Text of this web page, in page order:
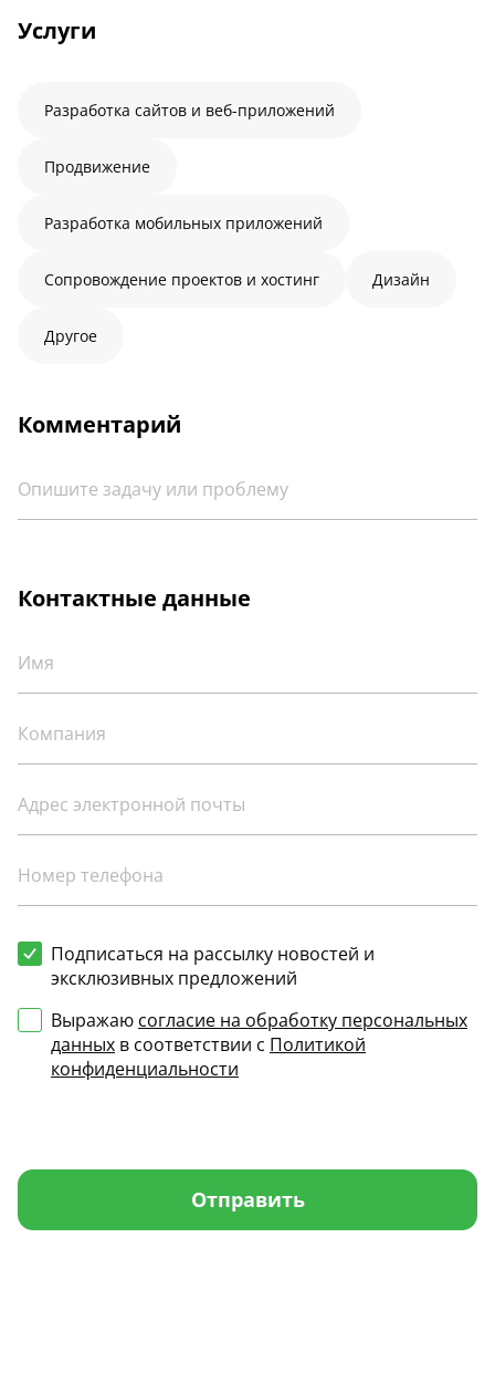
Услуги
Разработка сайтов и веб-приложений
Продвижение
Разработка мобильных приложений
Сопровождение проектов и хостинг Дизайн
Другое
Комментарий
Контактные данные
Подписаться на рассылку новостей и
эксклюзивных предложений
Выражаю согласие на обработку персональных
данных в соответствии с Политикой
конфиденциальности
Отправить